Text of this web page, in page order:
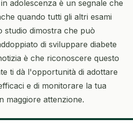
adolescenza è un segnale che
quando tutti gli altri esami
studio dimostra che può
di sviluppare diabete
è che riconoscere questo
ti dà l'opportunità di adottare
e di monitorare la tua
maggiore attenzione.